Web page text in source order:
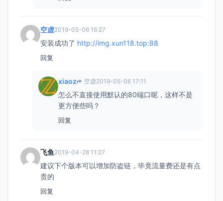
空虚2019-05-06 16:27
安装成功了 http://img.xun118.top:88
回复
xiaoz 空虚2019-05-06 17:11
怎么不直接使用默认的80端口呢，这样不是
更方便些吗？
回复
飞鱼 2019-04-28 11:27
建议下个版本可以增加防盗链，毕竟流量费还是有点
贵的
回复